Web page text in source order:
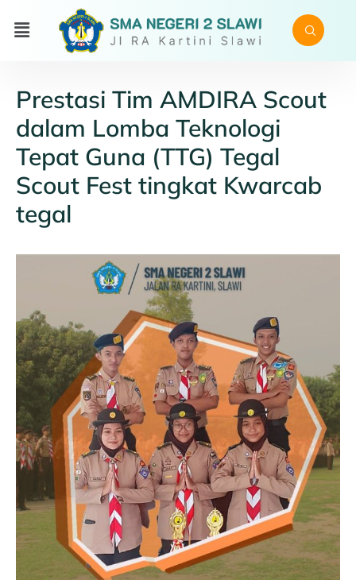
Prestasi Tim AMDIRA Scout
dalam Lomba Teknologi
Tepat Guna (TTG) Tegal
Scout Fest tingkat Kwarcab
tegal